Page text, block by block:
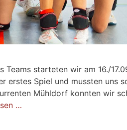
starteten wir am 16./
erstes Spiel und mussten uns
Mühldorf konnten wir
…